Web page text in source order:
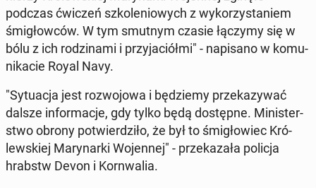
podczas ćwiczeń szko­le­nio­wych z wy­ko­rzy­sta­niem
śmi­głow­ców. W tym smutnym czasie łączymy się w
bólu z ich ro­dzi­na­mi i przy­ja­ciół­mi" - na­pi­sa­no w ko­mu­
ni­ka­cie Royal Navy.
"Sy­tu­acja jest roz­wo­jo­wa i bę­dzie­my prze­ka­zy­wać
dalsze in­for­ma­cje, gdy tylko będą do­stęp­ne. Mi­ni­ster­
stwo obrony po­twier­dzi­ło, że był to śmi­gło­wiec Kró­
lew­skiej Ma­ry­nar­ki Wo­jen­nej" - prze­ka­za­ła policja
hrabstw Devon i Korn­wa­lia.